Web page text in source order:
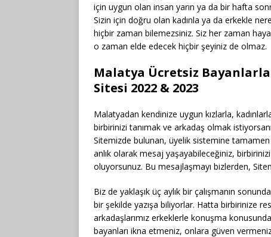
için uygun olan insan yarın ya da bir hafta
Sizin için doğru olan kadınla ya da erkekle
hiçbir zaman bilemezsiniz. Siz her zaman
o zaman elde edecek hiçbir şeyiniz de olmaz.
Malatya Ücretsiz
Sitesi 2022 & 2023
Malatyadan kendinize uygun kızlarla,
birbirinizi tanımak ve arkadaş olmak
Sitemizde bulunan, üyelik sistemine
anlık olarak mesaj yaşayabileceğiniz,
oluyorsunuz. Bu mesajlaşmayı bizlerden,
Biz de yaklaşık üç aylık bir çalışmanın
bir şekilde yazışa biliyorlar. Hatta birbirinize
arkadaşlarımız erkeklerle konuşma
bayanları ikna etmeniz, onlara güven